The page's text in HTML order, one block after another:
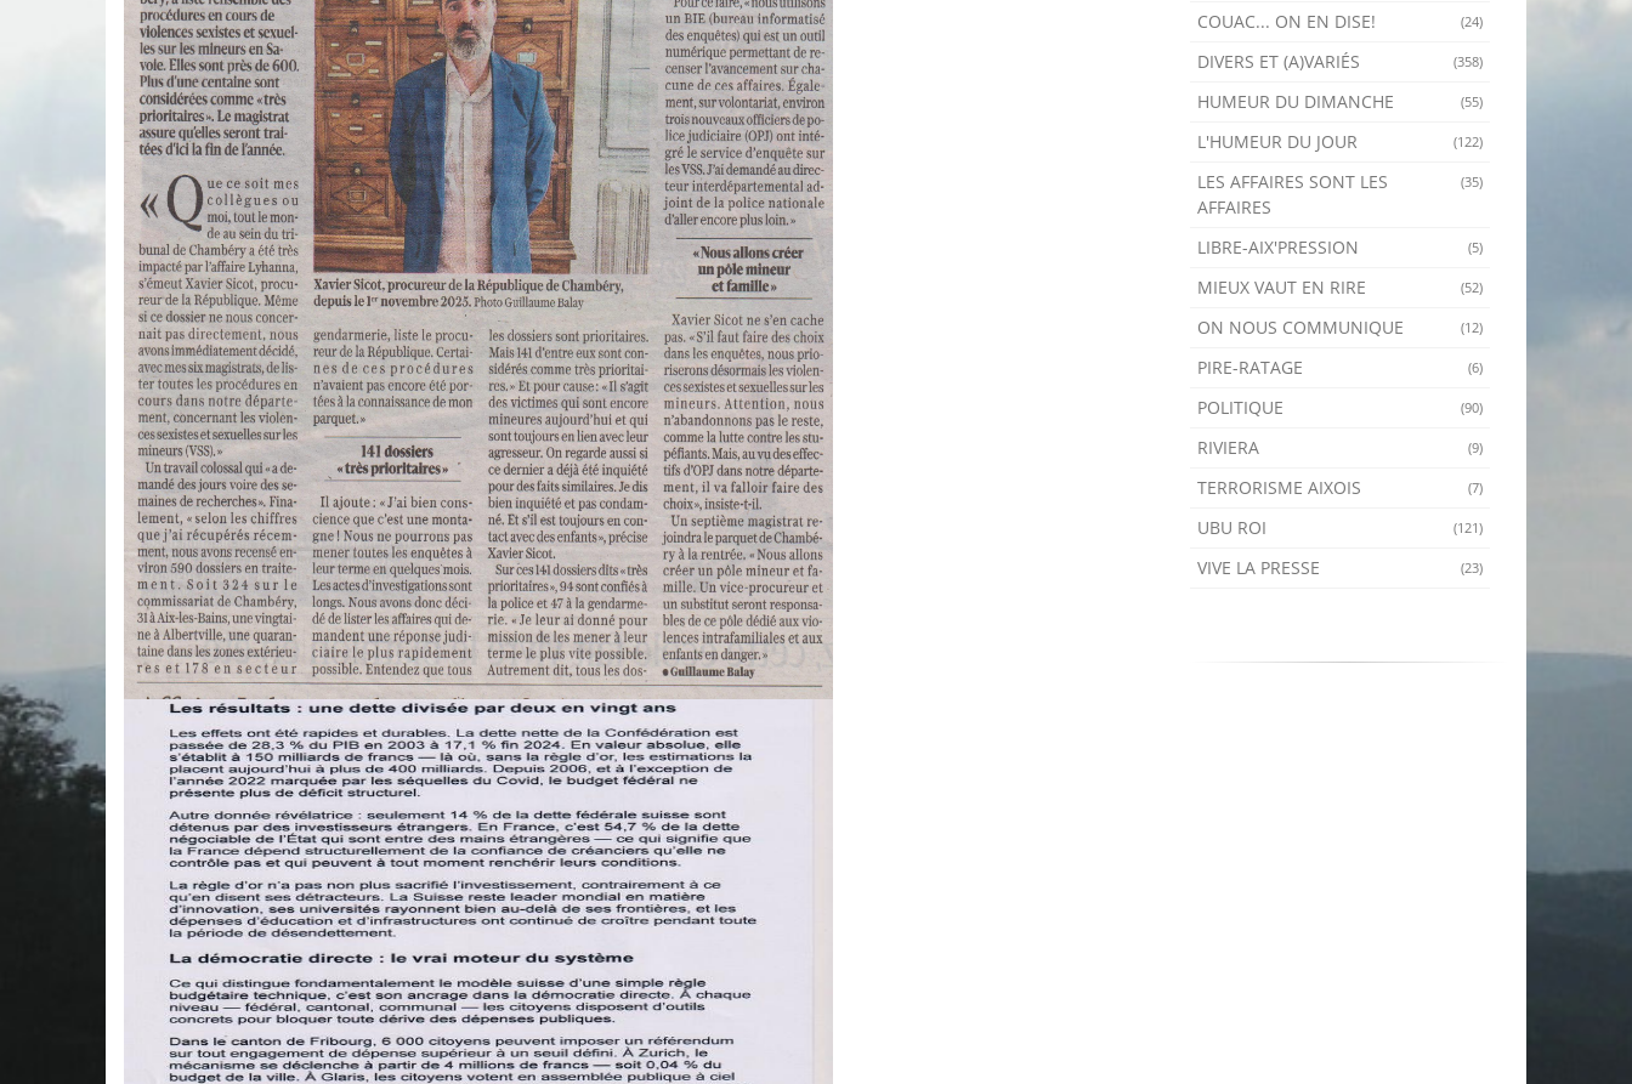
(24)
COUAC... ON EN DISE!
(358)
DIVERS ET (A)VARIÉS
(55)
HUMEUR DU DIMANCHE
(122)
L'HUMEUR DU JOUR
(35)
LES AFFAIRES SONT LES
AFFAIRES
(5)
LIBRE-AIX'PRESSION
(52)
MIEUX VAUT EN RIRE
(12)
ON NOUS COMMUNIQUE
(6)
PIRE-RATAGE
(90)
POLITIQUE
(9)
RIVIERA
(7)
TERRORISME AIXOIS
(121)
UBU ROI
(23)
VIVE LA PRESSE